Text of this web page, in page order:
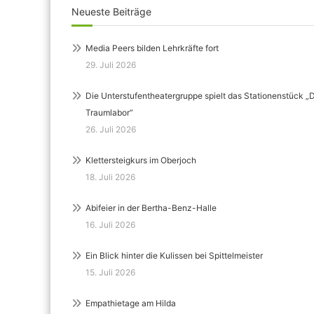
Neueste Beiträge
Media Peers bilden Lehrkräfte fort
29. Juli 2026
Die Unterstufentheatergruppe spielt das Stationenstück
Traumlabor“
26. Juli 2026
Klettersteigkurs im Oberjoch
18. Juli 2026
Abifeier in der Bertha-Benz-Halle
16. Juli 2026
Ein Blick hinter die Kulissen bei Spittelmeister
15. Juli 2026
Empathietage am Hilda